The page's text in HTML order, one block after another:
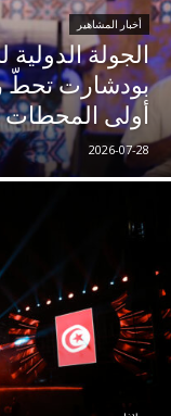
أخبار المشاهير
الجولة
بودشارت تحطّ
أولى المحطات
2026-07-28